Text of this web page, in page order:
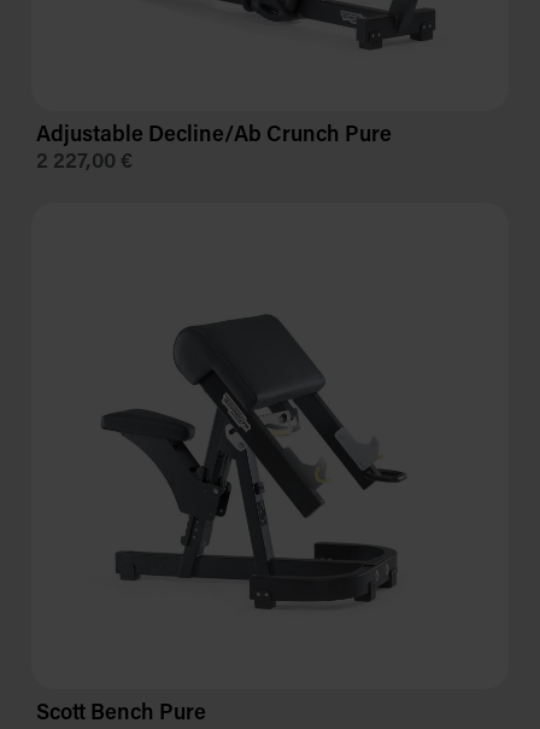
Adjustable Decline/Ab Crunch Pure
2 227,00 €
Scott Bench Pure